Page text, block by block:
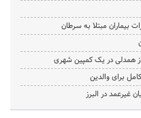
بیماران مبتلا به سرطان
از همدلی در یک کمپین شهری
برای والدین
غیرعمد در البرز